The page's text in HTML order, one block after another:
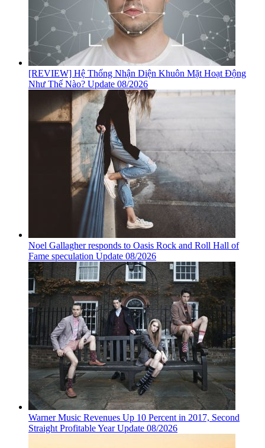
[REVIEW] Hệ Thống Nhận Diện Khuôn Mặt Hoạt Động
Như Thế Nào? Update 08/2026
Noel Gallagher responds to Oasis Rock and Roll Hall of
Fame speculation Update 08/2026
Warner Music Revenues Up 10 Percent in 2017, Second
Straight Profitable Year Update 08/2026